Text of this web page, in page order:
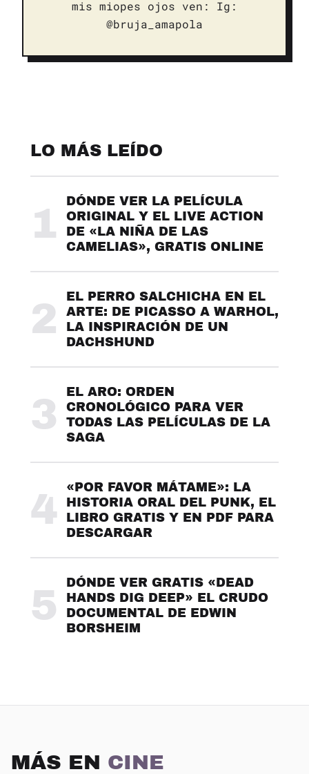
mis miopes ojos ven: Ig:
@bruja_amapola
LO MÁS LEÍDO
1
DÓNDE VER LA PELÍCULA
ORIGINAL Y EL LIVE ACTION
DE «LA NIÑA DE LAS
CAMELIAS», GRATIS ONLINE
2
EL PERRO SALCHICHA EN EL
ARTE: DE PICASSO A WARHOL,
LA INSPIRACIÓN DE UN
DACHSHUND
3
EL ARO: ORDEN
CRONOLÓGICO PARA VER
TODAS LAS PELÍCULAS DE LA
SAGA
4
«POR FAVOR MÁTAME»: LA
HISTORIA ORAL DEL PUNK, EL
LIBRO GRATIS Y EN PDF PARA
DESCARGAR
5
DÓNDE VER GRATIS «DEAD
HANDS DIG DEEP» EL CRUDO
DOCUMENTAL DE EDWIN
BORSHEIM
MÁS EN CINE